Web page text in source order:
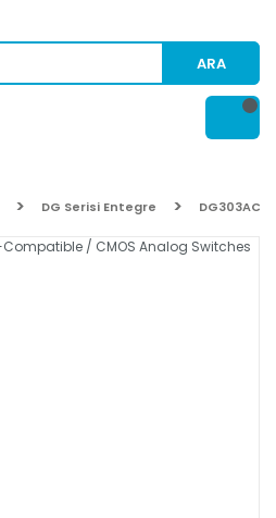
ARA
DG Serisi Entegre